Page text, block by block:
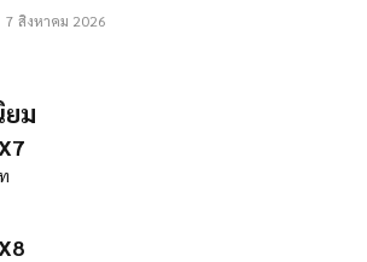
7 สิงหาคม 2026
ม